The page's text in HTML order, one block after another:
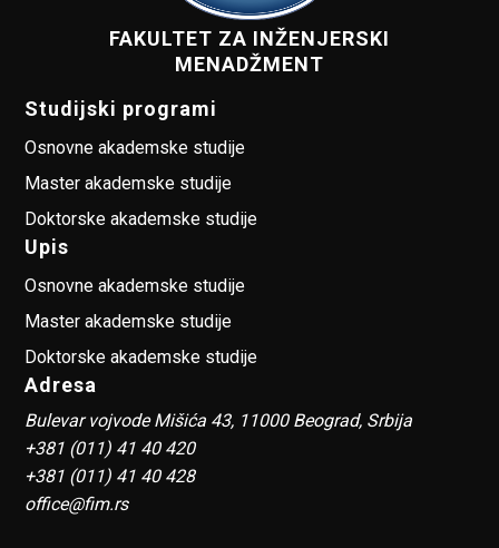
FAKULTET ZA INŽENJERSKI
MENADŽMENT
Studijski programi
Osnovne akademske studije
Master akademske studije
Doktorske akademske studije
Upis
Osnovne akademske studije
Master akademske studije
Doktorske akademske studije
Adresa
Bulevar vojvode Mišića 43, 11000 Beograd, Srbija
+381 (011) 41 40 420
+381 (011) 41 40 428
office@fim.rs